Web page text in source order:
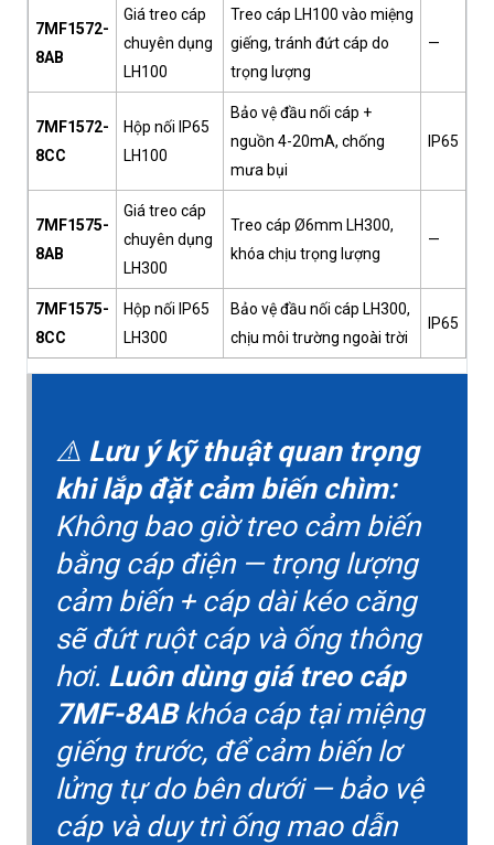
7MF1572-
8AB
Giá treo cáp
chuyên dụng
LH100
Treo cáp LH100 vào miệng
giếng, tránh đứt cáp do
trọng lượng
—
7MF1572-
8CC
Hộp nối IP65
LH100
Bảo vệ đầu nối cáp +
nguồn 4-20mA, chống
mưa bụi
IP65
7MF1575-
8AB
Giá treo cáp
chuyên dụng
LH300
Treo cáp Ø6mm LH300,
khóa chịu trọng lượng
—
7MF1575-
8CC
Hộp nối IP65
LH300
Bảo vệ đầu nối cáp LH300,
chịu môi trường ngoài trời
IP65
⚠️ Lưu ý kỹ thuật quan trọng
khi lắp đặt cảm biến chìm:
Không bao giờ treo cảm biến
bằng cáp điện — trọng lượng
cảm biến + cáp dài kéo căng
sẽ đứt ruột cáp và ống thông
hơi. Luôn dùng giá treo cáp
7MF-8ABkhóa cáp tại miệng
giếng trước, để cảm biến lơ
lửng tự do bên dưới — bảo vệ
cáp và duy trì ống mao dẫn